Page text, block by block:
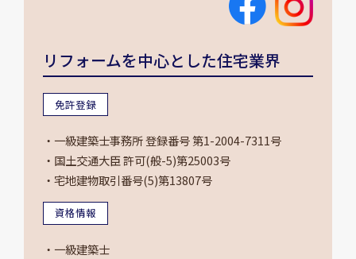
リフォームを中心とした住宅業界
免許登録
・一級建築士事務所 登録番号 第1-2004-7311号
・国土交通大臣 許可(般-5)第25003号
・宅地建物取引番号(5)第13807号
資格情報
・一級建築士